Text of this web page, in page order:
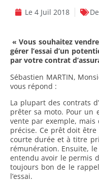
Le 4 Juil 2018
« Vous souhaitez
gérer l’essai d’un
par votre contrat
Sébastien MARTIN,
vous répond :
La plupart des contrats
prêter sa moto. Pour un
vente par exemple,
précise. Ce prêt doit
courte durée et à titre
rémunération. Ensuite,
entendu avoir le permis
toujours bon de le
l’essai.